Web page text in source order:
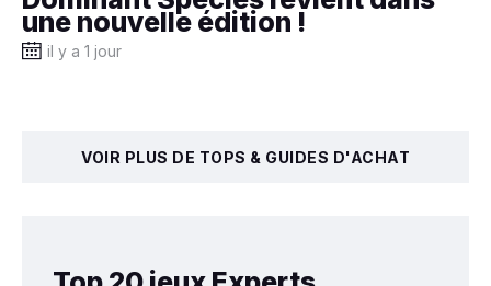
une nouvelle édition !
il y a 1 jour
VOIR PLUS DE TOPS & GUIDES D'ACHAT